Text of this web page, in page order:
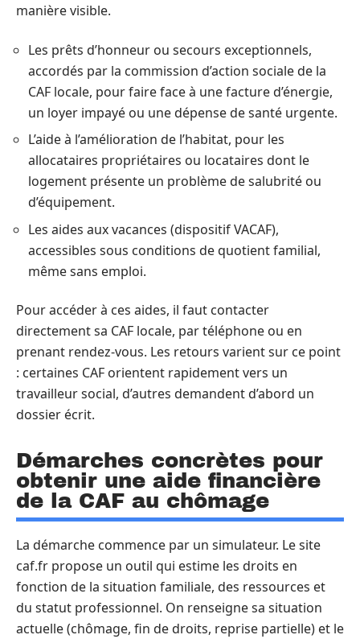
manière visible.
Les prêts d’honneur ou secours exceptionnels,
accordés par la commission d’action sociale de la
CAF locale, pour faire face à une facture d’énergie,
un loyer impayé ou une dépense de santé urgente.
L’aide à l’amélioration de l’habitat, pour les
allocataires propriétaires ou locataires dont le
logement présente un problème de salubrité ou
d’équipement.
Les aides aux vacances (dispositif VACAF),
accessibles sous conditions de quotient familial,
même sans emploi.
Pour accéder à ces aides, il faut contacter
directement sa CAF locale, par téléphone ou en
prenant rendez-vous. Les retours varient sur ce point
: certaines CAF orientent rapidement vers un
travailleur social, d’autres demandent d’abord un
dossier écrit.
Démarches concrètes pour
obtenir une aide financière
de la CAF au chômage
La démarche commence par un simulateur. Le site
caf.fr propose un outil qui estime les droits en
fonction de la situation familiale, des ressources et
du statut professionnel. On renseigne sa situation
actuelle (chômage, fin de droits, reprise partielle) et le